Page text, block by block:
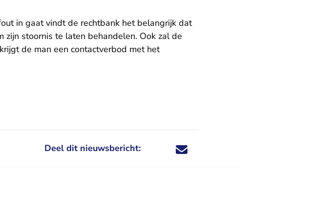
in gaat vindt de rechtbank het belangrijk dat
stoornis te laten behandelen. Ook zal de
de man een contactverbod met het
Deel dit nieuwsbericht: Deel dit nieuwsbericht via X - U verlaat
Deel dit nieuwsbericht via Facebook - U
Deel dit nieuwsbericht via e-mail
Deel dit nieuwsbericht via LinkedIn - U